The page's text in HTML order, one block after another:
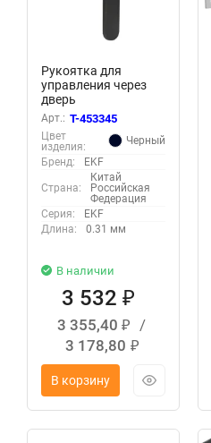
Рукоятка для
управления через
дверь
рубильниками
TwinBlock 1000-
2500А PROxima EKF
tb-1000-1250-dh
Арт.: T-453345
Цвет
изделия:
Черный
Бренд:
EKF
Страна:
Китай
Российская
Федерация
Серия:
EKF
Длина:
0.31 мм
В наличии
3 532 ₽
3 355,40 ₽
/
3 178,80 ₽
В корзину